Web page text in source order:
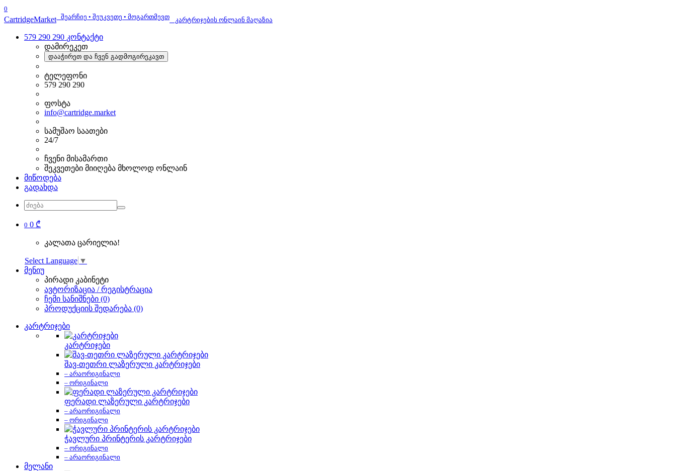
0
CartridgeMarket შეარჩიე • შეუკვეთე • მოგართმევთ კარტრიჯების ონლაინ მაღაზია
579 290 290 კონტაქტი
დამირეკეთ
დააჭირეთ და ჩვენ გადმოგირეკავთ
ტელეფონი
579 290 290
ფოსტა
info@cartridge.market
სამუშაო საათები
24/7
ჩვენი მისამართი
შეკვეთები მიიღება მხოლოდ ონლაინ
მიწოდება
გადახდა
0 0 ₾
კალათა ცარიელია!
Select Language ▼
მენიუ
პირადი კაბინეტი
ავტორიზაცია / რეგისტრაცია
ჩემი სანიშნები (0)
პროდუქციის შედარება (0)
კარტრიჯები
კარტრიჯები
შავ-თეთრი ლაზერული კარტრიჯები
– არაორიგინალი
– ორიგინალი
ფერადი ლაზერული კარტრიჯები
– არაორიგინალი
– ორიგინალი
ჭავლური პრინტერის კარტრიჯები
– ორიგინალი
– არაორიგინალი
მელანი